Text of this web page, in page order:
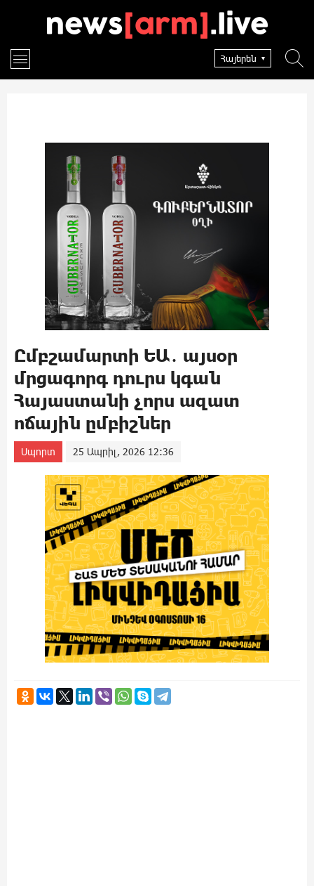
Հայերեն
Ըմբշամարտի ԵԱ․ այսօր
մրցագորգ դուրս կգան
Հայաստանի չորս ազատ
ոճային ըմբիշներ
Սպորտ 25 Ապրիլ, 2026 12:36